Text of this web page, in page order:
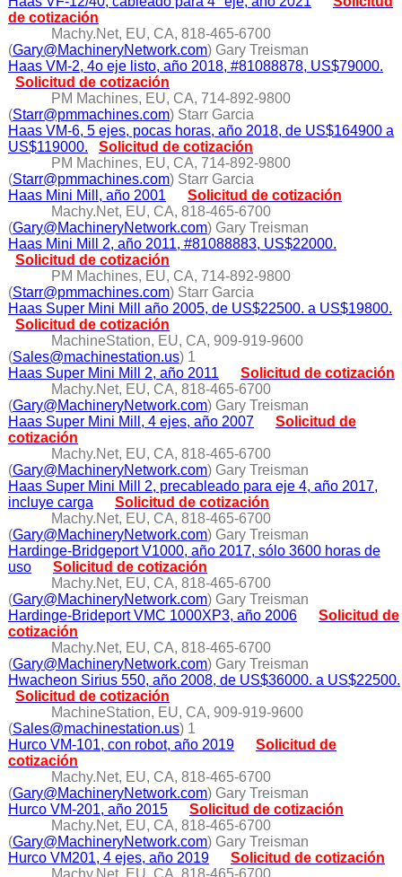
de cotización
Machy.Net, EU, CA, 818-465-6700
(Gary@MachineryNetwork.com) Gary Treisman
Haas VM-2, 4o eje listo, año 2018, #81088878, US$79000.
Solicitud de cotización
PM Machines, EU, CA, 714-892-9800
(Starr@pmmachines.com) Starr Garcia
Haas VM-6, 5 ejes, pocas horas, año 2018, de US$164900 a
US$119000.
Solicitud de cotización
PM Machines, EU, CA, 714-892-9800
(Starr@pmmachines.com) Starr Garcia
Haas Mini Mill, año 2001
Solicitud de cotización
Machy.Net, EU, CA, 818-465-6700
(Gary@MachineryNetwork.com) Gary Treisman
Haas Mini Mill 2, año 2011, #81088883, US$22000.
Solicitud de cotización
PM Machines, EU, CA, 714-892-9800
(Starr@pmmachines.com) Starr Garcia
Haas Super Mini Mill año 2005, de US$22500. a US$19800.
Solicitud de cotización
MachineStation, EU, CA, 909-919-9600
(Sales@machinestation.us) 1
Haas Super Mini Mill 2, año 2011
Solicitud de cotización
Machy.Net, EU, CA, 818-465-6700
(Gary@MachineryNetwork.com) Gary Treisman
Haas Super Mini Mill, 4 ejes, año 2007
Solicitud de
cotización
Machy.Net, EU, CA, 818-465-6700
(Gary@MachineryNetwork.com) Gary Treisman
Haas Super Mini Mill 2, precableado para eje 4, año 2017,
incluye carga
Solicitud de cotización
Machy.Net, EU, CA, 818-465-6700
(Gary@MachineryNetwork.com) Gary Treisman
Hardinge-Bridgeport V1000, año 2017, sólo 3600 horas de
uso
Solicitud de cotización
Machy.Net, EU, CA, 818-465-6700
(Gary@MachineryNetwork.com) Gary Treisman
Hardinge-Brideport VMC 1000XP3, año 2006
Solicitud de
cotización
Machy.Net, EU, CA, 818-465-6700
(Gary@MachineryNetwork.com) Gary Treisman
Hwacheon Sirius 550, año 2008, de US$36000. a US$22500.
Solicitud de cotización
MachineStation, EU, CA, 909-919-9600
(Sales@machinestation.us) 1
Hurco VM-101, con robot, año 2019
Solicitud de
cotización
Machy.Net, EU, CA, 818-465-6700
(Gary@MachineryNetwork.com) Gary Treisman
Hurco VM-201, año 2015
Solicitud de cotización
Machy.Net, EU, CA, 818-465-6700
(Gary@MachineryNetwork.com) Gary Treisman
Hurco VM201, 4 ejes, año 2019
Solicitud de cotización
Machy.Net, EU, CA, 818-465-6700